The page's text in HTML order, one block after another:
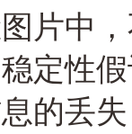
片中
定性
的丢失